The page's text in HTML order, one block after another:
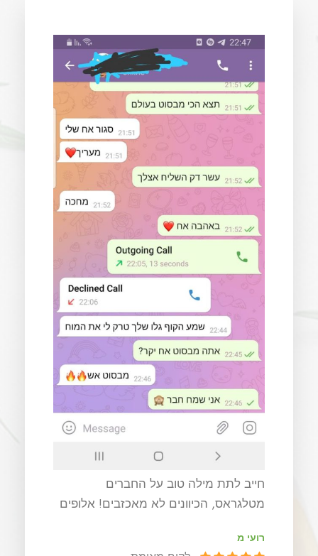
אני מזמין כל שבוע שקית רפואי, תמיד מכל
סוף סוף מצאתי כיוונים איכותיים, תנו